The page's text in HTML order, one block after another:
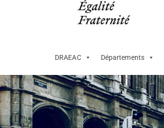
DRAEAC Départements